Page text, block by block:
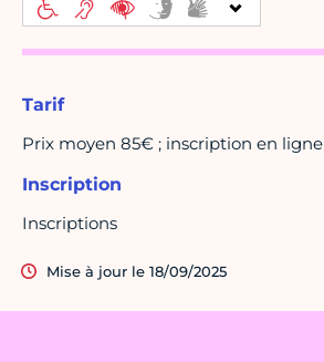
Tarif
Prix moyen 85€ ; inscription en ligne
Inscription
Inscriptions
Mise à jour le 18/09/2025